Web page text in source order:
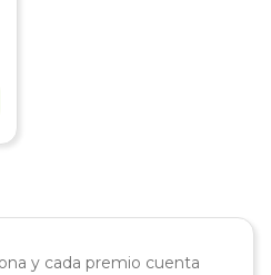
y cada premio cuenta